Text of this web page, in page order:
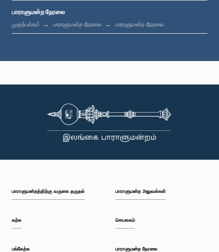
பி.ப. 12:18 - பி.ப. 12:28
பி.ப. 1:00 - பி.ப. 1:10
பி.ப. 1:10 - பி.ப. 1:20
பி.ப. 1:30 - பி.ப. 1:38
பாராளுமன்ற நேரலை
முதற்பக்கம் பாராளுமன்ற நேரலை பாராளுமன்ற நேரலை
பாராளுமன்றத்திற்கு வருகை தருதல்
கற்க
பங்கேற்க
பாராளுமன்ற அலுவல்கள்
செயலகம்
பாராளுமன்ற நேரலை